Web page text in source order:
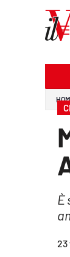
È
23